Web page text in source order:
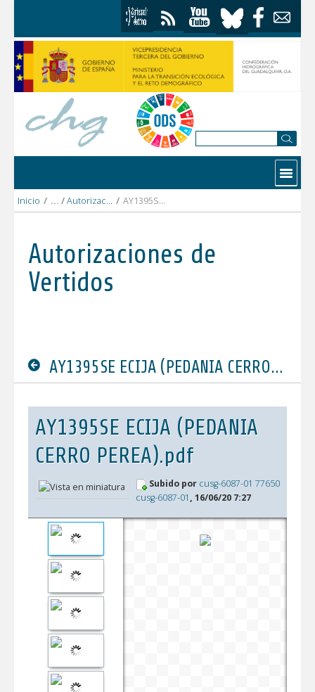
Contactar
Inicio / Autorizaciones Vertidos / AY1395SE ECIJA (PEDANIA CERRO PEREA).pdf
Autorizaciones de
Vertidos
AY1395SE ECIJA (PEDANIA CERRO PEREA).pdf
AY1395SE ECIJA (PEDANIA
CERRO PEREA).pdf
Subido por cusg-6087-01 77650
cusg-6087-01 , 16/06/20 7:27